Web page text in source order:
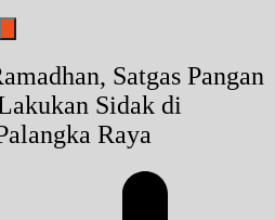
Satgas Pangan
Sidak di
Raya